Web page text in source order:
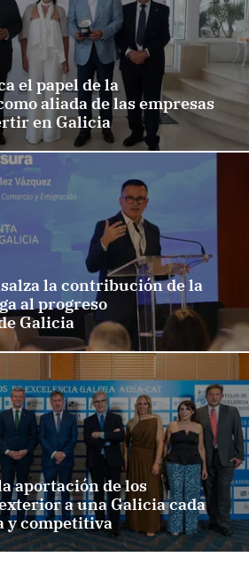
el papel de la
aliada de las empresas
en Galicia
la contribución de la
al progreso
Galicia
aportación de los
a una Galicia cada
y competitiva